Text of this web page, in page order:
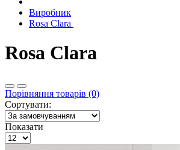
Виробник
Rosa Clara
Rosa Clara
Порівняння товарів (0)
Сортувати:
Показати